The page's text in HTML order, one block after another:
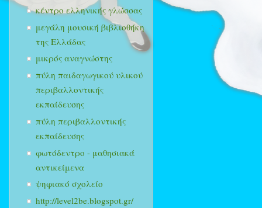
κέντρο ελληνικής γλώσσας
μεγάλη μουσική βιβλιοθήκη
της Ελλάδας
μικρός αναγνώστης
πύλη παιδαγωγικού υλικού
περιβαλλοντικής
εκπαίδευσης
πύλη περιβαλλοντικής
εκπαίδευσης
φωτόδεντρο - μαθησιακά
αντικείμενα
ψηφιακό σχολείο
http://level2be.blogspot.gr/